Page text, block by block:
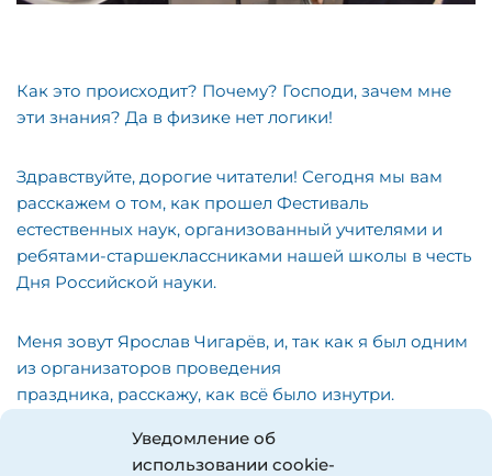
Уведомление об
использовании cookie-
Как это происходит? Почему? Господи, зачем мне
эти знания? Да в физике нет логики!
Здравствуйте, дорогие читатели! Сегодня мы вам
расскажем о том, как прошел Фестиваль
естественных наук, организованный учителями и
ребятами-старшеклассниками нашей школы в честь
Дня Российской науки.
Меня зовут Ярослав Чигарёв, и, так как я был одним
из организаторов проведения
праздника, расскажу, как всё было изнутри.
За 2 дня до начала, весь наш урок физики был